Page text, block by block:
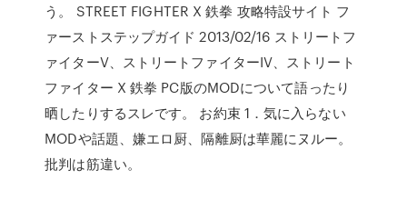
う。 STREET FIGHTER X 鉄拳 攻略特設サイト フ
ァーストステップガイド 2013/02/16 ストリートフ
ァイターV、ストリートファイターIV、ストリート
ファイター X 鉄拳 PC版のMODについて語ったり
晒したりするスレです。 お約束 1．気に入らない
MODや話題、嫌エロ厨、隔離厨は華麗にヌルー。
批判は筋違い。